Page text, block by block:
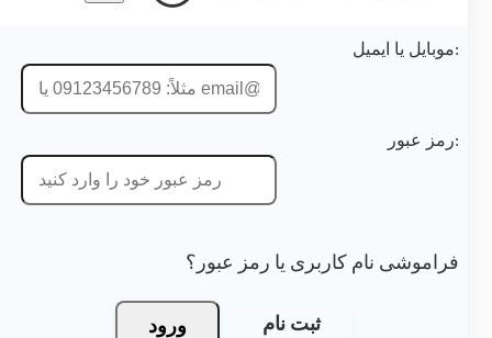
موبایل یا ایمیل:
رمز عبور:
فراموشی نام کاربری یا رمز عبور؟
ورود ثبت نام